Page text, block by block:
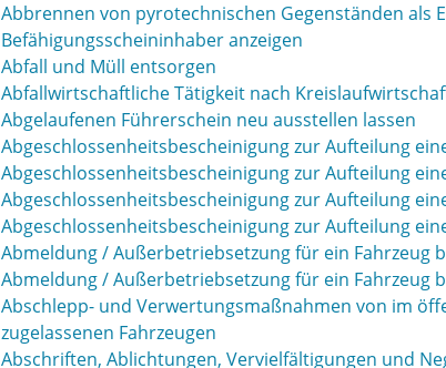
Abbrennen von pyrotechnischen Gegenständen als
Befähigungsscheininhaber anzeigen
Abfall und Müll entsorgen
Abfallwirtschaftliche Tätigkeit nach
Abgelaufenen Führerschein neu ausstellen lassen
Abgeschlossenheitsbescheinigung zur Aufteilung
Abgeschlossenheitsbescheinigung zur Aufteilung
Abgeschlossenheitsbescheinigung zur Aufteilung
Abgeschlossenheitsbescheinigung zur Aufteilung
Abmeldung / Außerbetriebsetzung für ein Fahrzeug
Abmeldung / Außerbetriebsetzung für ein Fahrzeug
Abschlepp- und Verwertungsmaßnahmen von im
zugelassenen Fahrzeugen
Abschriften, Ablichtungen, Vervielfältigungen und